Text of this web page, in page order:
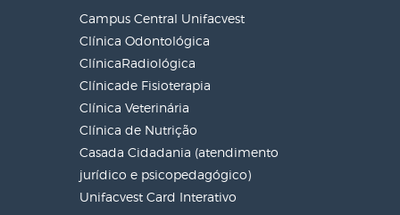
Campus Central Unifacvest
Clínica Odontológica
ClínicaRadiológica
Clínicade Fisioterapia
Clínica Veterinária
Clínica de Nutrição
Casada Cidadania (atendimento
jurídico e psicopedagógico)
Unifacvest Card Interativo